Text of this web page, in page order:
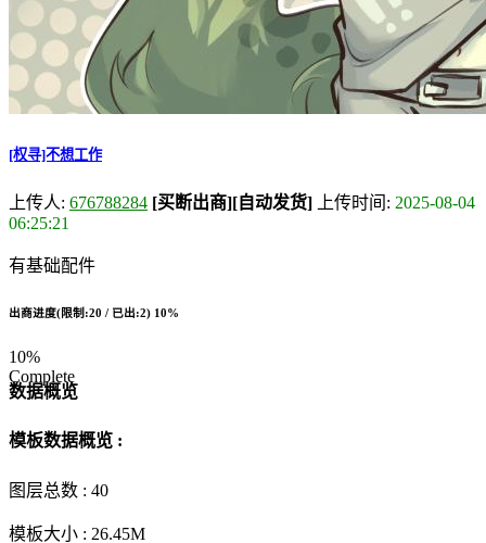
[权寻]不想工作
上传人: 676788284 [买断出商][自动发货] 上传时间: 2025-08-04
06:25:21
有基础配件
出商进度(限制:20 / 已出:2) 10%
10%
Complete
数据概览
模板数据概览 :
图层总数 : 40
模板大小 : 26.45M